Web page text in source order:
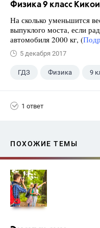
Физика 9 класс
На сколько уменьшится
выпуклого моста, если
автомобиля 2000 кг, (
5 декабря 2017
ГДЗ Физика 9
1 ответ
ПОХОЖИЕ ТЕМЫ